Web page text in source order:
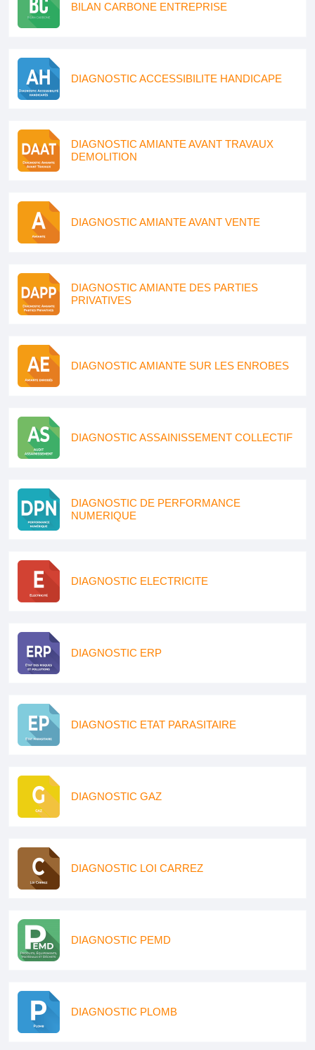
BILAN CARBONE ENTREPRISE
DIAGNOSTIC ACCESSIBILITE HANDICAPE
DIAGNOSTIC AMIANTE AVANT TRAVAUX
DEMOLITION
DIAGNOSTIC AMIANTE AVANT VENTE
DIAGNOSTIC AMIANTE DES PARTIES
PRIVATIVES
DIAGNOSTIC AMIANTE SUR LES ENROBES
DIAGNOSTIC ASSAINISSEMENT COLLECTIF
DIAGNOSTIC DE PERFORMANCE
NUMERIQUE
DIAGNOSTIC ELECTRICITE
DIAGNOSTIC ERP
DIAGNOSTIC ETAT PARASITAIRE
DIAGNOSTIC GAZ
DIAGNOSTIC LOI CARREZ
DIAGNOSTIC PEMD
DIAGNOSTIC PLOMB